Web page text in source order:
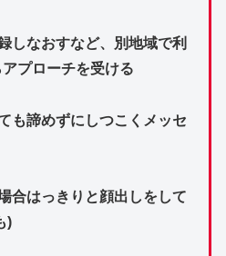
しなおすなど、別地域で利
プローチを受ける
も諦めずにしつこくメッセ
合はっきりと顔出しをして
)